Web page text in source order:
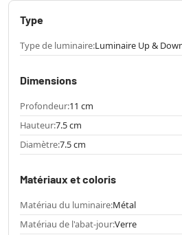
Type
Type de luminaire:Luminaire Up &
Dimensions
Profondeur:11 cm
Hauteur:7.5 cm
Diamètre:7.5 cm
Matériaux et coloris
Matériau du luminaire:Métal
Matériau de l'abat-jour:Verre